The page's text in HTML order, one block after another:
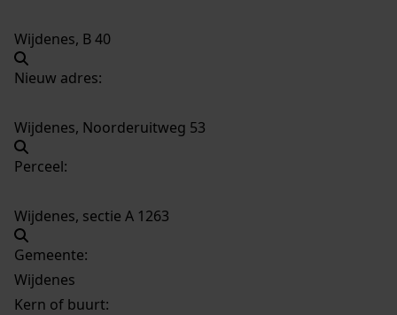
Wijdenes, B 40
Nieuw adres:
Wijdenes, Noorderuitweg 53
Perceel:
Wijdenes, sectie A 1263
Gemeente:
Wijdenes
Kern of buurt: